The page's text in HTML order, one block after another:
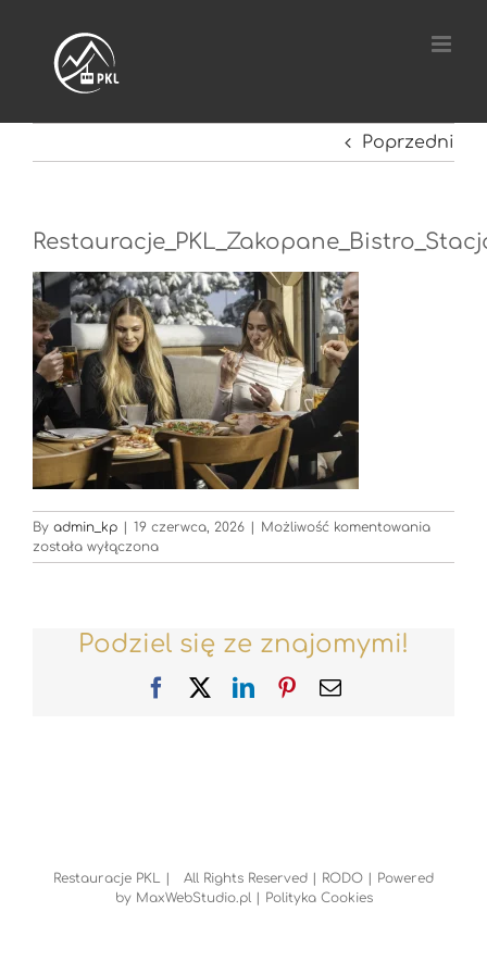
zawartości
Poprzedni
By admin_kp | 19 czerwca, 2026 | Możliwość komentowania
została wyłączona
Podziel się ze znajomymi!
FacebookLinkedInPinterest
Email
Restauracje PKL | All Rights Reserved | RODO | Powered
by MaxWebStudio.pl| Polityka Cookies